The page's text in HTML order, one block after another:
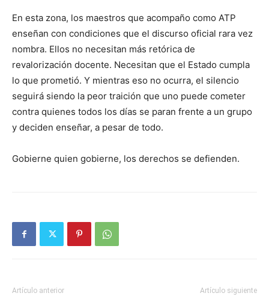
En esta zona, los maestros que acompaño como ATP
enseñan con condiciones que el discurso oficial rara vez
nombra. Ellos no necesitan más retórica de
revalorización docente. Necesitan que el Estado cumpla
lo que prometió. Y mientras eso no ocurra, el silencio
seguirá siendo la peor traición que uno puede cometer
contra quienes todos los días se paran frente a un grupo
y deciden enseñar, a pesar de todo.
Gobierne quien gobierne, los derechos se defienden.
Artículo anterior Artículo siguiente